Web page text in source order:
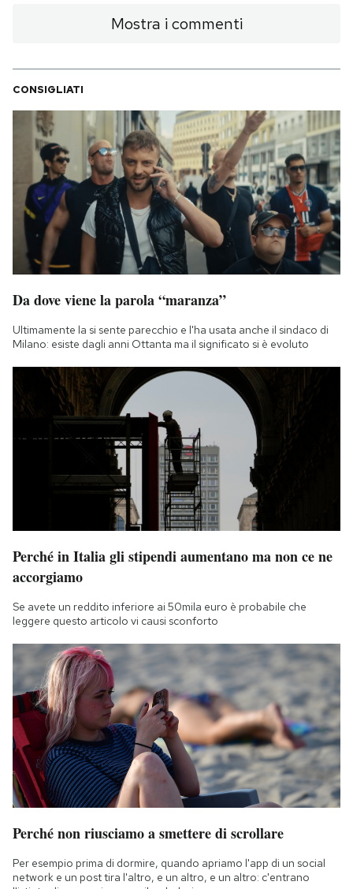
CALENDARIO
AREA PERSONALE
Area Personale
Newsletter
Notifiche mobile
Regala il Post
Hai bisogno di aiuto?
Esci
Mostra i commenti
CONSIGLIATI
Da dove viene la parola “maranza”
Ultimamente la si sente parecchio e l'ha usata anche il sindaco di
Milano: esiste dagli anni Ottanta ma il significato si è evoluto
Perché in Italia gli stipendi aumentano ma non ce ne
accorgiamo
Se avete un reddito inferiore ai 50mila euro è probabile che
leggere questo articolo vi causi sconforto
Perché non riusciamo a smettere di scrollare
Per esempio prima di dormire, quando apriamo l'app di un social
network e un post tira l'altro, e un altro, e un altro: c'entrano